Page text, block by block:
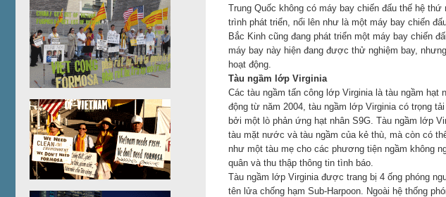
Trung Quốc không có máy bay chiến đấu thế hệ
trình phát triển, nổi lên như là một máy bay chiến
Bắc Kinh cũng đang phát triển một máy bay chiến
máy bay này hiện đang được thử nghiệm bay,
hoạt động.
Tàu ngầm lớp Virginia
Các tàu ngầm tấn công lớp Virginia là tàu ngầm hạt
động từ năm 2004, tàu ngầm lớp Virginia có trọng
bởi một lò phản ứng hạt nhân S9G. Tàu ngầm lớp
tàu mặt nước và tàu ngầm của kẻ thù, mà còn có
như một tàu mẹ cho các phương tiện ngầm không
quân và thu thập thông tin tình báo.
Tàu ngầm lớp Virginia được trang bị 4 ống phóng
tên lửa chống hạm Sub-Harpoon. Ngoài hệ thống